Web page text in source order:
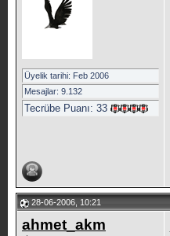
Üyelik tarihi: Feb 2006
Mesajlar: 9.132
Tecrübe Puanı: 33
28-06-2006, 10:21
ahmet_akm